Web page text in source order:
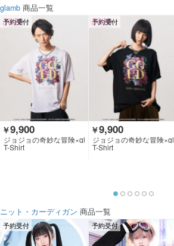
glamb 商品一覧
予約受付
￥9,900
ジョジョの奇妙な冒険×gl
amb
T-Shirt
予約受付
￥9,900
ジョジョの奇妙な冒険×gl
amb
T-Shirt
ニット・カーディガン 商品一覧
予約受付 予約受付